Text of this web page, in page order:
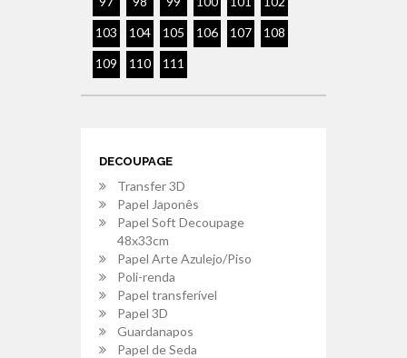
103
104 105 106 107
108
109
110 111
DECOUPAGE
Transfer 3D
Papel Japonês
Papel Soft Decoupage
48x33cm
Papel Arte Azulejo/Piso
Poli-renda
Papel transferível
Papel 3D
Guardanapos
Papel de Seda